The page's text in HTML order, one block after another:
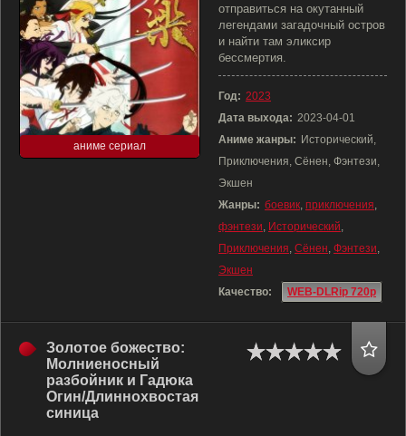
аниме сериал
отправиться на окутанный
легендами загадочный остров
и найти там эликсир
бессмертия.
Год: 2023
Дата выхода: 2023-04-01
Аниме жанры: Исторический,
Приключения, Сёнен, Фэнтези,
Экшен
Жанры: боевик, приключения,
фэнтези, Исторический,
Приключения, Сёнен, Фэнтези,
Экшен
Качество:
WEB-DLRip 720p
Золотое божество:
Молниеносный
разбойник и Гадюка
Огин/Длиннохвостая
синица